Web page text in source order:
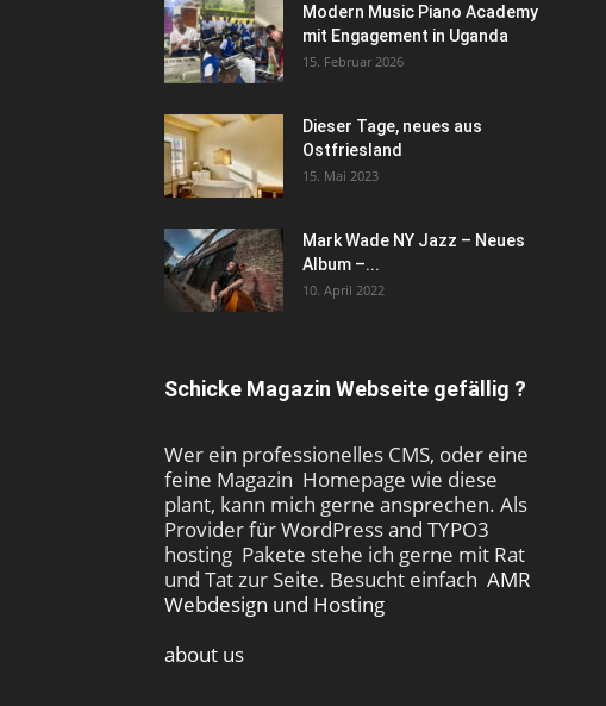
Modern Music Piano Academy
mit Engagement in Uganda
15. Februar 2026
Dieser Tage, neues aus
Ostfriesland
15. Mai 2023
Mark Wade NY Jazz – Neues
Album –...
10. April 2022
Schicke Magazin Webseite gefällig ?
Wer ein professionelles CMS, oder eine
feine Magazin Homepage wie diese
plant, kann mich gerne ansprechen. Als
Provider für WordPress and TYPO3
hosting Pakete stehe ich gerne mit Rat
und Tat zur Seite. Besucht einfach AMR
Webdesign und Hosting
about us